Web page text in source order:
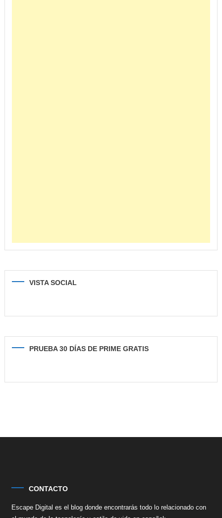
VISTA SOCIAL
PRUEBA 30 DÍAS DE PRIME GRATIS
CONTACTO
Escape Digital es el blog donde encontrarás todo lo relacionado con